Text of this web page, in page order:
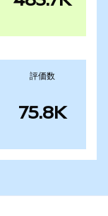
評価数
75.8K